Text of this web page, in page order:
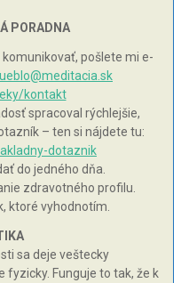
PORADNA
pošlete mi e-
kontakt
spracoval rýchlejšie,
– ten si nájdete tu:
dotaznik
do jedného dňa.
zdravotného profilu.
ktoré vyhodnotím.
sa deje veštecky
fyzicky. Funguje to tak, že k